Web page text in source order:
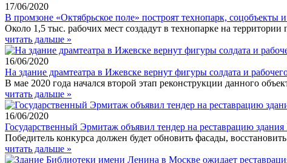
17/06/2020
В промзоне «Октябрьское поле» построят технопарк, соцобъекты
Около 1,5 тыс. рабочих мест создадут в технопарке на
читать дальше »
16/06/2020
На здание драмтеатра в Ижевске вернут фигуры солдата и
В мае 2020 года начался второй этап реконструкции данного
читать дальше »
16/06/2020
Государственный Эрмитаж объявил тендер на реставрацию
Победитель конкурса должен будет обновить фасады,
читать дальше »